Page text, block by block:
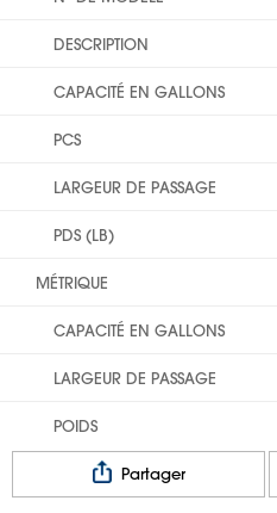
DESCRIPTION
CAPACITÉ EN GALLONS
PCS
LARGEUR DE PASSAGE
PDS (LB)
MÉTRIQUE
CAPACITÉ EN GALLONS
LARGEUR DE PASSAGE
POIDS
Partager